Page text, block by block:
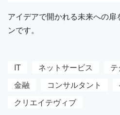
アイデアで開かれる未来への
ンです。
IT ネットサービス
金融
コンサルタント
クリエイテヴィブ